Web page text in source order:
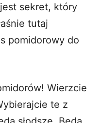
sekret, który
tutaj
pomidorowy do
Wierzcie
te z